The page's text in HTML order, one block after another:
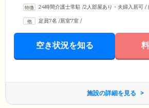
24時間介護士常駐 /2人部屋あり・夫婦入居可 /
定員7名 /居室7室 /
空き状況を知る
施設の詳細を見る